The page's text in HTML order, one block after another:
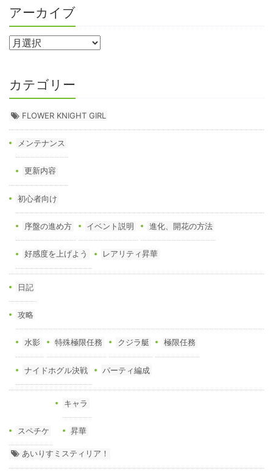
アーカイブ
カテゴリー
FLOWER KNIGHT GIRL
メンテナンス
更新内容
初心者向け
序盤の進め方 イベント説明 進化、開花の方法
好感度を上げよう レアリティ昇華
日記
攻略
水影 特殊極限任務 クジラ艇 極限任務
ナイドホグル決戦 パーティ編成
スペチケ
キャラ
昇華
あいりすミスティリア！